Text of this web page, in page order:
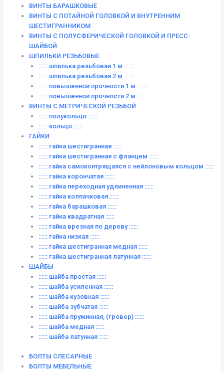
ВИНТЫ БАРАШКОВЫЕ
ВИНТЫ С ПОТАЙНОЙ ГОЛОВКОЙ И ВНУТРЕННИМ
ШЕСТИГРАННИКОМ
ВИНТЫ С ПОЛУСФЕРИЧЕСКОЙ ГОЛОВКОЙ И ПРЕСС-
ШАЙБОЙ
ШПИЛЬКИ РЕЗЬБОВЫЕ
:::::: шпилька резьбовая 1 м. ::::::
:::::: шпилька резьбовая 2 м. ::::::
:::::: повышенной прочности 1 м. ::::::
:::::: повышенной прочности 2 м. ::::::
ВИНТЫ C МЕТРИЧЕСКОЙ РЕЗЬБОЙ
:::::: полукольцо ::::::
:::::: кольцо ::::::
ГАЙКИ
:::::: гайка шестигранная ::::::
:::::: гайка шестигранная с фланцем ::::::
:::::: гайка самоконтрящаяся с нейлоновым кольцом ::::::
:::::: гайка корончатая ::::::
:::::: гайка переходная удлиненная ::::::
:::::: гайка колпачковая ::::::
:::::: гайка барашковая ::::::
:::::: гайка квадратная ::::::
:::::: гайка врезная по дереву ::::::
:::::: гайка низкая ::::::
:::::: гайка шестигранная медная ::::::
:::::: гайка шестигранная латунная ::::::
ШАЙБЫ
:::::: шайба простая ::::::
:::::: шайба усиленная ::::::
:::::: шайба кузовная ::::::
:::::: шайба зубчатая ::::::
:::::: шайба пружинная, (гровер) ::::::
:::::: шайба медная ::::::
:::::: шайба латунная ::::::
БОЛТЫ СЛЕСАРНЫЕ
БОЛТЫ МЕБЕЛЬНЫЕ